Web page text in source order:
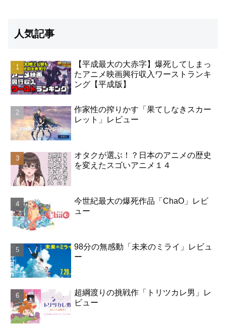
人気記事
【平成最大の大赤字】爆死してしまっ
たアニメ映画興行収入ワーストランキ
ング【平成版】
作家性の搾りかす「果てしなきスカー
レット」レビュー
オタクが選ぶ！？日本のアニメの歴史
を変えたスゴいアニメ１４
今世紀最大の爆死作品「ChaO」レビ
ュー
98分の無感動「未来のミライ」レビュ
ー
超綱渡りの挑戦作「トリツカレ男」レ
ビュー